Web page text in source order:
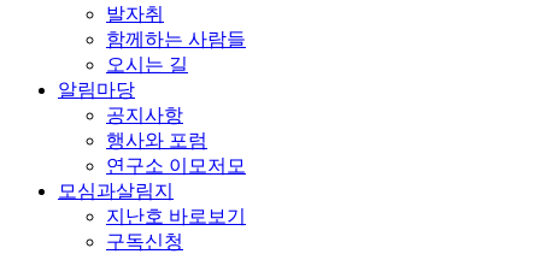
발자취
함께하는 사람들
오시는 길
알림마당
공지사항
행사와 포럼
연구소 이모저모
모심과살림지
지난호 바로보기
구독신청